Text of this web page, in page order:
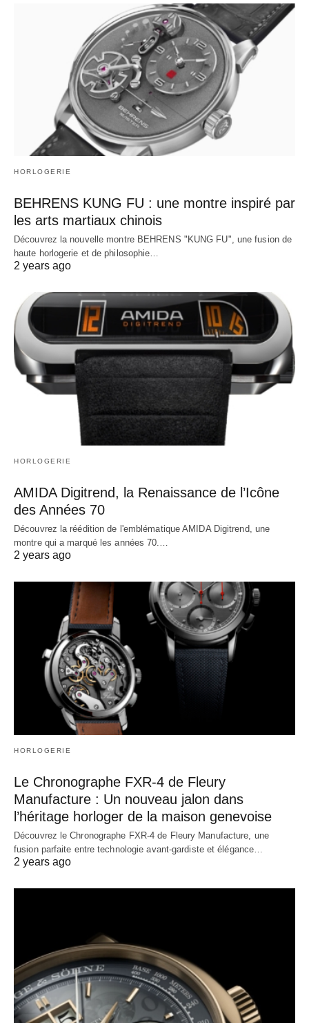
HORLOGERIE
BEHRENS KUNG FU : une montre inspiré par
les arts martiaux chinois
Découvrez la nouvelle montre BEHRENS "KUNG FU", une fusion de
haute horlogerie et de philosophie…
2 years ago
HORLOGERIE
AMIDA Digitrend, la Renaissance de l’Icône
des Années 70
Découvrez la réédition de l'emblématique AMIDA Digitrend, une
montre qui a marqué les années 70.…
2 years ago
HORLOGERIE
Le Chronographe FXR-4 de Fleury
Manufacture : Un nouveau jalon dans
l’héritage horloger de la maison genevoise
Découvrez le Chronographe FXR-4 de Fleury Manufacture, une
fusion parfaite entre technologie avant-gardiste et élégance…
2 years ago